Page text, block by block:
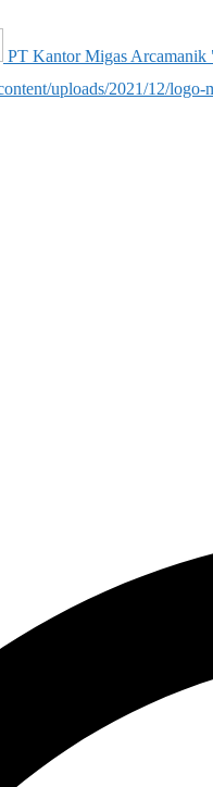
PT Kantor Migas
uploads/2021/12/